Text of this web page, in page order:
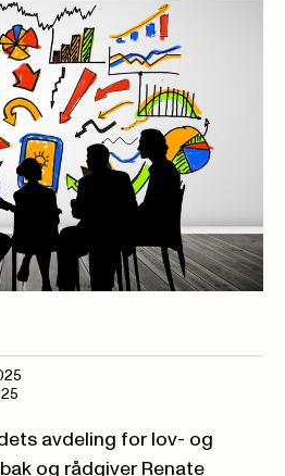
avdeling for lov- og
og rådgiver Renate